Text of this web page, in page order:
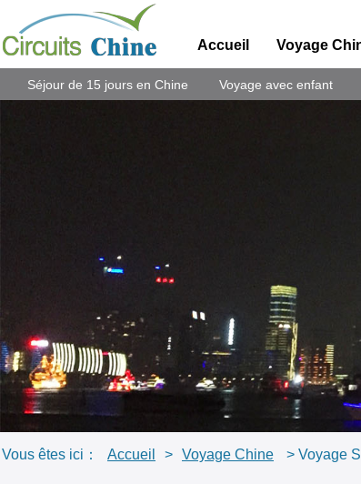
Accueil Voyage
Séjour de 15 jours en Chine Voyage avec enfant
Vous êtes ici： Accueil > Voyage Chine > Voyage